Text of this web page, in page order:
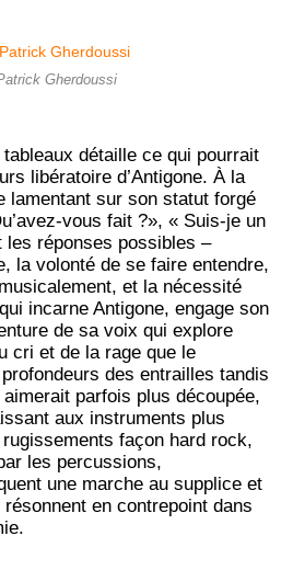
Gherdoussi
détaille ce qui pourrait
libératoire d’Antigone. À la
lamentant sur son statut forgé
vous fait ?», « Suis-je un
réponses possibles –
la volonté de se faire entendre,
et la nécessité
incarne Antigone, engage son
de sa voix qui explore
cri et de la rage que le
des entrailles tandis
aimerait parfois plus découpée,
aux instruments plus
façon hard rock,
les percussions,
une marche au supplice et
en contrepoint dans